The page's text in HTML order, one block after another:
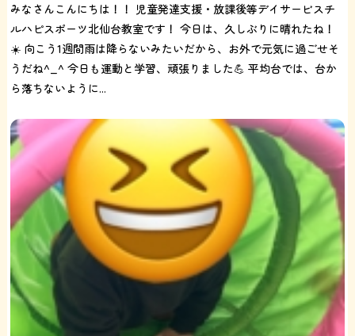
みなさんこんにちは！！ 児童発達支援・放課後等デイサービスチ
ルハピスポーツ北仙台教室です！ 今日は、久しぶりに晴れたね！
☀️ 向こう1週間雨は降らないみたいだから、お外で元気に過ごせそ
うだね^_^ 今日も運動と学習、頑張りました💪 平均台では、台か
ら落ちないように...